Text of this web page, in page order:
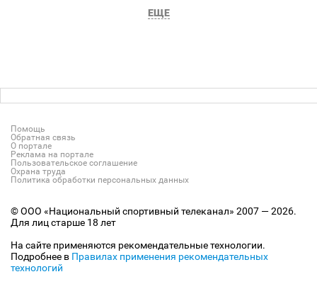
ЕЩЕ
Помощь
Обратная связь
О портале
Реклама на портале
Пользовательское соглашение
Охрана труда
Политика обработки персональных данных
© ООО «Национальный спортивный телеканал» 2007 — 2026.
Для лиц старше 18 лет
На сайте применяются рекомендательные технологии.
Подробнее в Правилах применения рекомендательных
технологий